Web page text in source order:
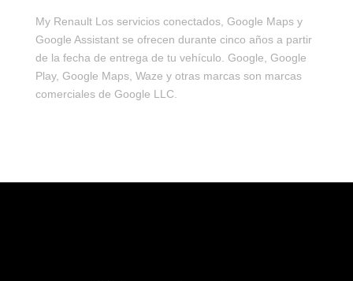
My Renault Los servicios conectados, Google Maps y
Google Assistant se ofrecen durante cinco años a partir
de la fecha de entrega de tu vehículo. Google, Google
Play, Google Maps, Waze y otras marcas son marcas
comerciales de Google LLC.